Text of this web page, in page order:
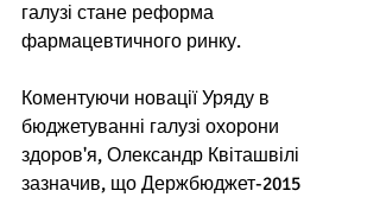
галузі стане реформа
фармацевтичного ринку.
Коментуючи новації Уряду в
бюджетуванні галузі охорони
здоров'я, Олександр Квіташвілі
зазначив, що Держбюджет-2015